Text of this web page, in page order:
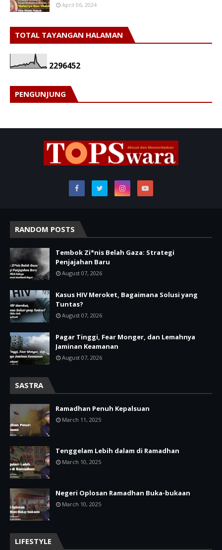
April 06, 2024
TOTAL TAYANGAN HALAMAN
2296452
PENGUNJUNG
RANDOM POSTS
Tembok Zi*nis Belah Gaza: Strategi
Penjajahan Baru
August 07, 2026
Kasus HIV Meroket, Bagaimana Solusi yang
Tuntas?
August 07, 2026
Pagar Tinggi, Fear Monger, dan Lemahnya
Jaminan Keamanan
August 07, 2026
SASTRA
Ramadhan Penuh Kepalsuan
March 11, 2025
Tenggelam Lebih dalam di Ramadhan
March 10, 2025
Negeri Oplosan Ramadhan Buka-bukaan
March 10, 2025
LIFESTYLE